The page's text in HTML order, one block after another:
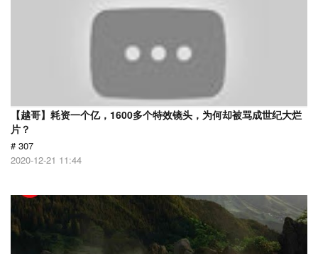
【越哥】耗资一个亿，1600多个特效镜头，为何却被骂成世纪大烂
片？
# 307
2020-12-21 11:44